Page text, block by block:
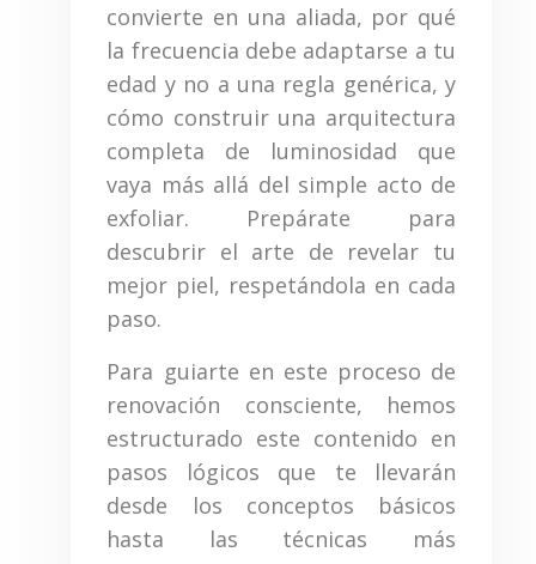
convierte en una aliada, por qué
la frecuencia debe adaptarse a tu
edad y no a una regla genérica, y
cómo construir una arquitectura
completa de luminosidad que
vaya más allá del simple acto de
exfoliar. Prepárate para
descubrir el arte de revelar tu
mejor piel, respetándola en cada
paso.
Para guiarte en este proceso de
renovación consciente, hemos
estructurado este contenido en
pasos lógicos que te llevarán
desde los conceptos básicos
hasta las técnicas más